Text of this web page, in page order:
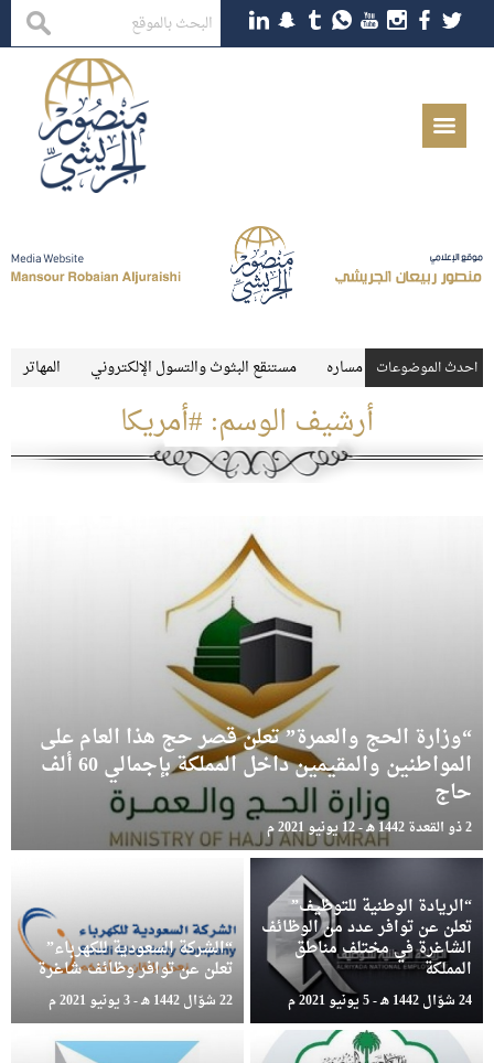
احدث الموضوعات المهاترات مستنقع البثوث والتسول الإلكتروني
أرشيف الوسم: #أمريكا
“وزارة الحج والعمرة” تعلن قصر حج هذا العام على
المواطنين والمقيمين داخل المملكة بإجمالي 60 ألف
حاج
2 ذو القعدة 1442 هـ - 12 يونيو 2021 م
“الريادة الوطنية للتوظيف”
تعلن عن توافر عدد من الوظائف
الشاغرة في مختلف مناطق
المملكة
24 شوّال 1442 هـ - 5 يونيو 2021 م
“الشركة السعودية للكهرباء”
تعلن عن توافر وظائف شاغرة
22 شوّال 1442 هـ - 3 يونيو 2021 م